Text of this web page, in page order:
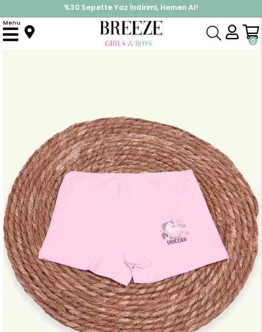
%30 Sepette Yaz İndirimi, Hemen Al!
İndirimlere ek %10 İndirimi Kap, Hemen Üye Ol!
0
Menu
Anasayfa Pijama & İç Giyim KIZ İç Giyim Kız Çocuk Boxer Unicorn Pudra (6 Yaş)